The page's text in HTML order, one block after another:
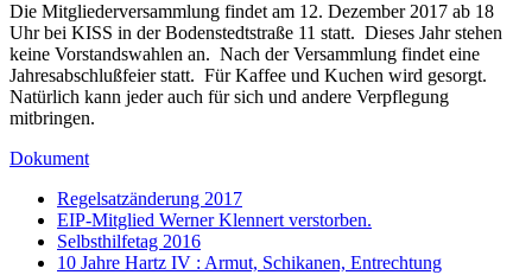
Die Mitgliederversammlung findet am 12. Dezember 2017 ab 18
Uhr bei KISS in der Bodenstedtstraße 11 statt. Dieses Jahr stehen
keine Vorstandswahlen an. Nach der Versammlung findet eine
Jahresabschlußfeier statt. Für Kaffee und Kuchen wird gesorgt.
Natürlich kann jeder auch für sich und andere Verpflegung
mitbringen.
Dokument
Regelsatzänderung 2017
EIP-Mitglied Werner Klennert verstorben.
Selbsthilfetag 2016
10 Jahre Hartz IV : Armut, Schikanen, Entrechtung